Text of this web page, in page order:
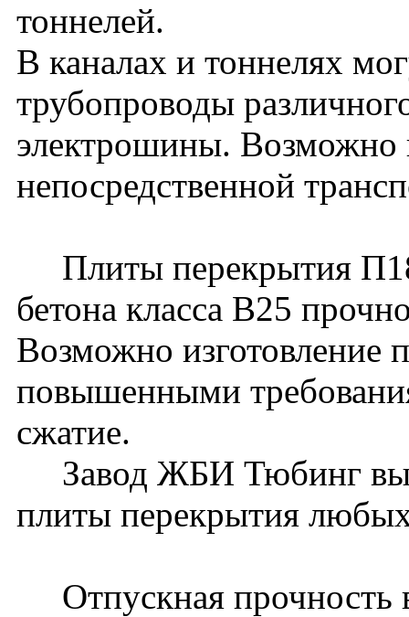
тоннелей.
В каналах и тоннелях
трубопроводы
электрошины. Возможно
непосредственной
Плиты перекрытия
бетона класса В25
Возможно изготовление
повышенными
сжатие.
Завод ЖБИ Тюбинг
плиты перекрытия
Отпускная прочность